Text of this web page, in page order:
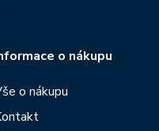
o nákupu
o nákupu